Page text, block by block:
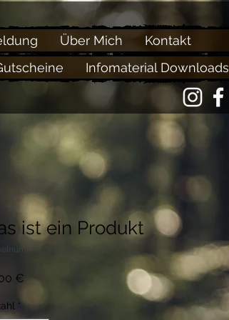
Über Mich
Kontakt
Infomaterial Downloads
ist ein Produkt
36523641234523
€ Preis
*